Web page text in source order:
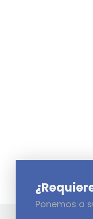
Ponemos a